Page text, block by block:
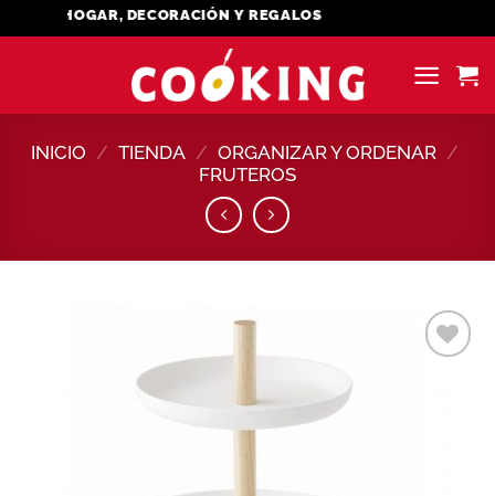
al
HOGAR, DECORACIÓN Y REGALOS
INICIO / TIENDA / ORGANIZAR Y ORDENAR /
FRUTEROS